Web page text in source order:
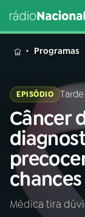
MENU
Buscar
na
Rádio
Nacional
Programas
EPISÓDIO
Câncer
Médica tira